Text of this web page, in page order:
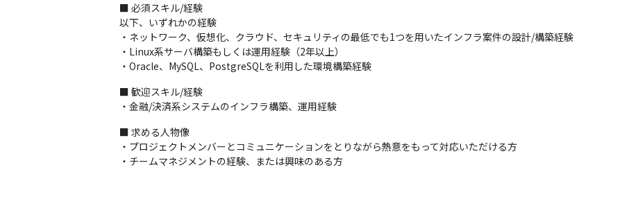
＜業務の進め方＞
・チームごとにTeamsや対面で、朝または夕方にミーティングを行い、タスクの確認を行っています
・タスク管理には、チームごとにExcelやRedmineを用いています
＜自社開発製品・サービス例＞
https://www.iwi.co.jp/product/detail/net_1.html
・カードの不正使用検知サービス『ACEPlus（エースプラス）』
https://www.iwi.co.jp/products/payment/aceplus.html
■ この仕事の面白み、魅力
・社員の友人のクレジットカードが不正利用されそうになった時、『ACEPlus』から連絡が来たというエピソード
■ 必須スキル/経験
以下、いずれかの経験
・ネットワーク、仮想化、クラウド、セキュリティの最低でも1つを用いたインフラ案件の設計/構築経験
・Linux系サーバ構築もしくは運用経験（2年以上）
・Oracle、MySQL、PostgreSQLを利用した環境構築経験
■ 歓迎スキル/経験
・金融/決済系システムのインフラ構築、運用経験
■ 求める人物像
・プロジェクトメンバーとコミュニケーションをとりながら熱意をもって対応いただける方
・チームマネジメントの経験、または興味のある方